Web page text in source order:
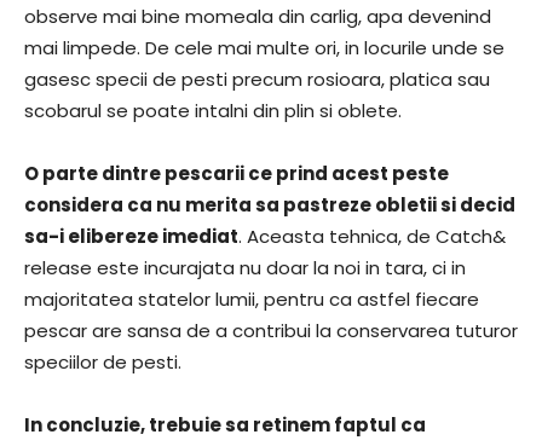
observe mai bine momeala din carlig, apa devenind
mai limpede. De cele mai multe ori, in locurile unde se
gasesc specii de pesti precum rosioara, platica sau
scobarul se poate intalni din plin si oblete.
O parte dintre pescarii ce prind acest peste
considera ca nu merita sa pastreze obletii si decid
sa-i elibereze imediat. Aceasta tehnica, de Catch&
release este incurajata nu doar la noi in tara, ci in
majoritatea statelor lumii, pentru ca astfel fiecare
pescar are sansa de a contribui la conservarea tuturor
speciilor de pesti.
In concluzie, trebuie sa retinem faptul ca